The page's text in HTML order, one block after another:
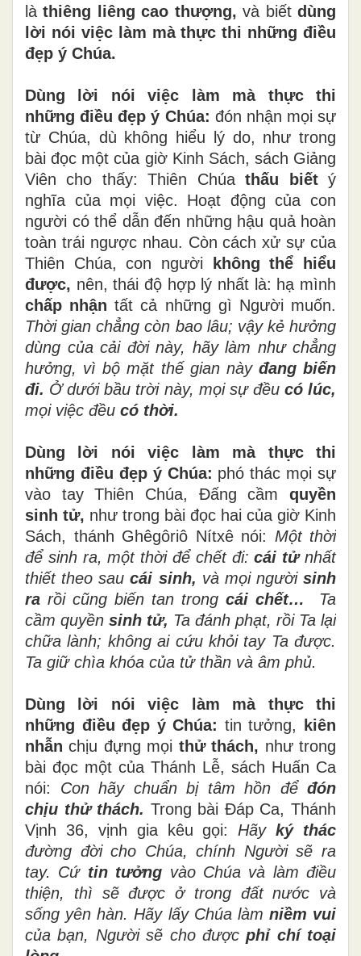
làthiêng liêng cao thượng, và biếtdùng
lời nói việc làm mà thực thi những điều
đẹp ý Chúa.
Dùng lời nói việc làm mà thực thi
những điều đẹp ý Chúa: đón nhận mọi sự
từ Chúa, dù không hiểu lý do, như trong
bài đọc một của giờ Kinh Sách, sách Giảng
Viên cho thấy: Thiên Chúathấu biếtý
nghĩa của mọi việc. Hoạt động của con
người có thể dẫn đến những hậu quả hoàn
toàn trái ngược nhau. Còn cách xử sự của
Thiên Chúa, con người không thể hiểu
được, nên, thái độ hợp lý nhất là: hạ mình
chấp nhận tất cả những gì Người muốn.
Thời gian chẳng còn bao lâu; vậy kẻ hưởng
dùng của cải đời này, hãy làm như chẳng
hưởng, vì bộ mặt thế gian này đang biến
đi. Ở dưới bầu trời này, mọi sự đều có lúc,
mọi việc đều có thời.
Dùng lời nói việc làm mà thực thi
những điều đẹp ý Chúa: phó thác mọi sự
vào tay Thiên Chúa, Đấng cầm quyền
sinh tử, như trong bài đọc hai của giờ Kinh
Sách, thánh Ghêgôriô Nítxê nói: Một thời
để sinh ra, một thời để chết đi: cái tửnhất
thiết theo saucái sinh, và mọi người sinh
ra rồi cũng biến tan trong cái chết… Ta
cầm quyền sinh tử, Ta đánh phạt, rồi Ta lại
chữa lành; không ai cứu khỏi tay Ta được.
Ta giữ chìa khóa của tử thần và âm phủ.
Dùng lời nói việc làm mà thực thi
những điều đẹp ý Chúa: tin tưởng, kiên
nhẫn chịu đựng mọi thử thách, như trong
bài đọc một của Thánh Lễ, sách Huấn Ca
nói: Con hãy chuẩn bị tâm hồn để đón
chịu thử thách. Trong bài Đáp Ca, Thánh
Vịnh 36, vịnh gia kêu gọi: Hãyký thác
đường đời cho Chúa, chính Người sẽ ra
tay. Cứ tin tưởng vào Chúa và làm điều
thiện, thì sẽ được ở trong đất nước và
sống yên hàn. Hãy lấy Chúa làm niềm vui
của bạn, Người sẽ cho đượcphỉ chí toại